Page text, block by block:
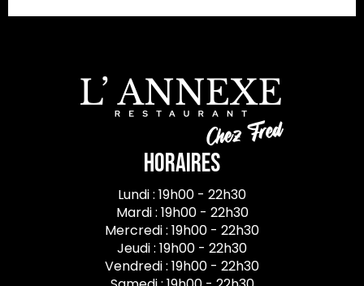
Horaires
Lundi : 19h00 - 22h30
Mardi : 19h00 - 22h30
Mercredi : 19h00 - 22h30
Jeudi : 19h00 - 22h30
Vendredi : 19h00 - 22h30